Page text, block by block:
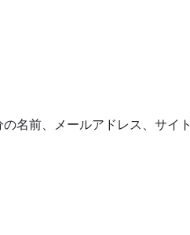
名前、メールアドレス、サイト